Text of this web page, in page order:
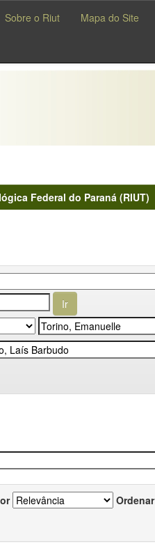
Sobre o Riut Mapa do Site
Federal do Paraná (RIUT)
Ordenar